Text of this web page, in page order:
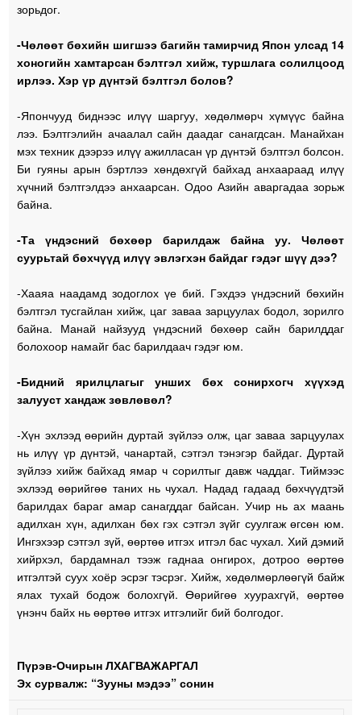
зорьдог.
-Чөлөөт бөхийн шигшээ багийн тамирчид Япон улсад 14
хоногийн хамтарсан бэлтгэл хийж, туршлага солилцоод
ирлээ. Хэр үр дүнтэй бэлтгэл болов?
-Япончууд биднээс илүү шаргуу, хөдөлмөрч хүмүүс байна
лээ. Бэлтгэлийн ачаалал сайн даадаг санагдсан. Манайхан
мэх техник дээрээ илүү ажилласан үр дүнтэй бэлтгэл болсон.
Би гуяны арын бэртлээ хөндөхгүй байхад анхаараад илүү
хүчний бэлтгэлдээ анхаарсан. Одоо Азийн аваргадаа зорьж
байна.
-Та үндэсний бөхөөр барилдаж байна уу. Чөлөөт
суурьтай бөхчүүд илүү эвлэгхэн байдаг гэдэг шүү дээ?
-Хааяа наадамд зодоглох үе бий. Гэхдээ үндэсний бөхийн
бэлтгэл тусгайлан хийж, цаг заваа зарцуулах бодол, зорилго
байна. Манай найзууд үндэсний бөхөөр сайн барилддаг
болохоор намайг бас барилдаач гэдэг юм.
-Бидний ярилцлагыг унших бөх сонирхогч хүүхэд
залууст хандаж зөвлөвөл?
-Хүн эхлээд өөрийн дуртай зүйлээ олж, цаг заваа зарцуулах
нь илүү үр дүнтэй, чанартай, сэтгэл тэнэгэр байдаг. Дуртай
зүйлээ хийж байхад ямар ч сорилтыг давж чаддаг. Тиймээс
эхлээд өөрийгөө таних нь чухал. Надад гадаад бөхчүүдтэй
барилдах бараг амар санагддаг байсан. Учир нь ах маань
адилхан хүн, адилхан бөх гэх сэтгэл зүйг суулгаж өгсөн юм.
Ингэхээр сэтгэл зүй, өөртөө итгэх итгэл бас чухал. Хий дэмий
хийрхэл, бардамнал тээж гаднаа онгирох, дотроо өөртөө
итгэлтэй суух хоёр эсрэг тэсрэг. Хийж, хөдөлмөрлөөгүй байж
ялах тухай бодож болохгүй. Өөрийгөө хуурахгүй, өөртөө
үнэнч байх нь өөртөө итгэх итгэлийг бий болгодог.
Пүрэв-Очирын ЛХАГВАЖАРГАЛ
Эх сурвалж: “Зууны мэдээ” сонин